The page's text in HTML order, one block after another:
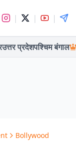
| | |
उत्तर प्रदेशपश्चिम बंगाल
Bollywood